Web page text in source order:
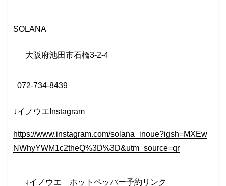
SOLANA
大阪府池田市石橋3-2-4
072-734-8439
↓イノウエInstagram
https://www.instagram.com/solana_inoue?igsh=MXEw
NWhyYWM1c2theQ%3D%3D&utm_source=qr
↓イノウエ ホットペッパー予約リンク